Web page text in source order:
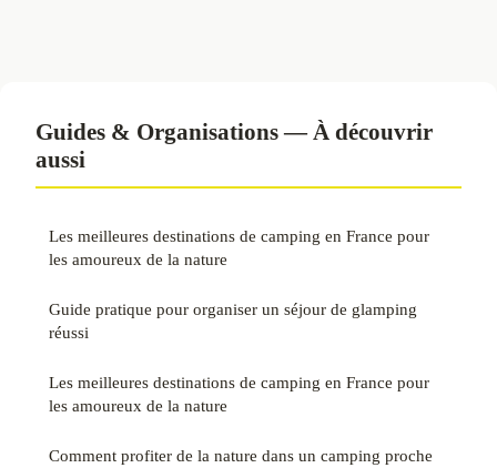
Guides & Organisations — À découvrir
aussi
Les meilleures destinations de camping en France pour
les amoureux de la nature
Guide pratique pour organiser un séjour de glamping
réussi
Les meilleures destinations de camping en France pour
les amoureux de la nature
Comment profiter de la nature dans un camping proche